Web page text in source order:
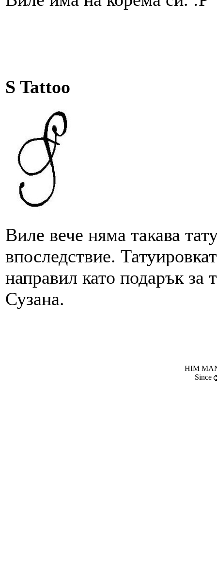
S Tattoo
Виле вече няма такава
впоследствие.
направил като подарък за
Сузана.
HIM
Since